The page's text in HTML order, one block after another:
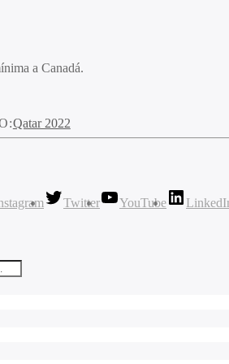
a Canadá.
Qatar 2022
Twitter YouTube